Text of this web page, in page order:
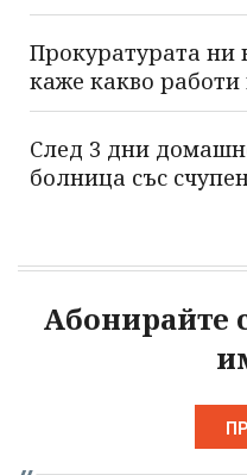
Прокуратурата ни
каже какво работи
След 3 дни
болница със
Абонирайте